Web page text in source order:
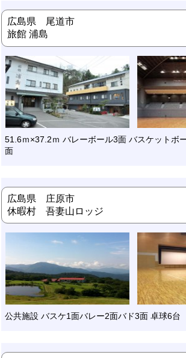
広島県 尾道市
旅館 浦島
51.6ｍ×37.2ｍ バレーボール3面 バスケットボ
面
広島県 庄原市
休暇村 吾妻山ロッジ
公共施設 バスケ1面バレー2面バド3面 卓球6台